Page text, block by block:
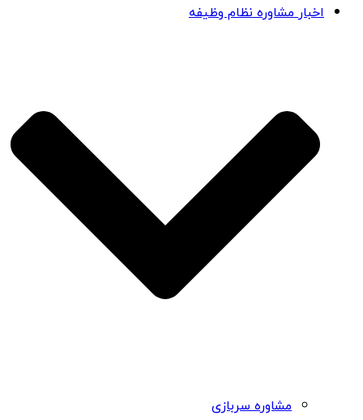
اخبار مشاوره نظام وظیفه
مشاوره سربازی